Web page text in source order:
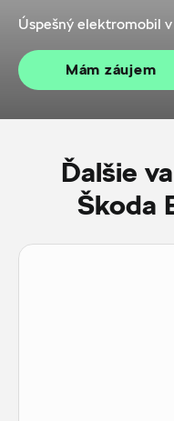
Úspešný elektromobil
Mám záujem
Ďalšie
Škoda